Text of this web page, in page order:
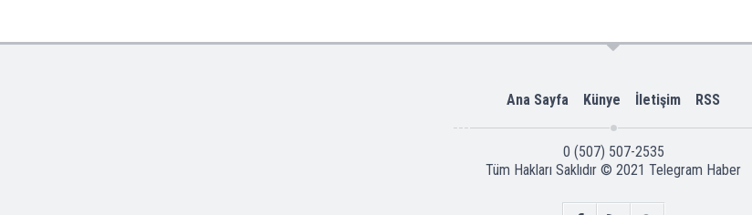
Ana Sayfa Künye İletişim RSS
0 (507) 507-2535
Tüm Hakları Saklıdır © 2021 Telegram Haber